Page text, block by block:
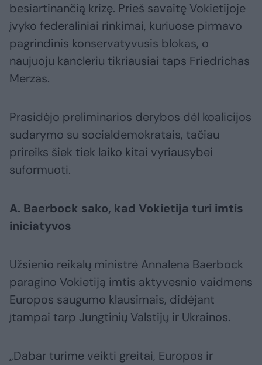
besiartinančią krizę. Prieš savaitę Vokietijoje
įvyko federaliniai rinkimai, kuriuose pirmavo
pagrindinis konservatyvusis blokas, o
naujuoju kancleriu tikriausiai taps Friedrichas
Merzas.
Prasidėjo preliminarios derybos dėl koalicijos
sudarymo su socialdemokratais, tačiau
prireiks šiek tiek laiko kitai vyriausybei
suformuoti.
A. Baerbock sako, kad Vokietija turi imtis
iniciatyvos
Užsienio reikalų ministrė Annalena Baerbock
paragino Vokietiją imtis aktyvesnio vaidmens
Europos saugumo klausimais, didėjant
įtampai tarp Jungtinių Valstijų ir Ukrainos.
„Dabar turime veikti greitai, Europos ir